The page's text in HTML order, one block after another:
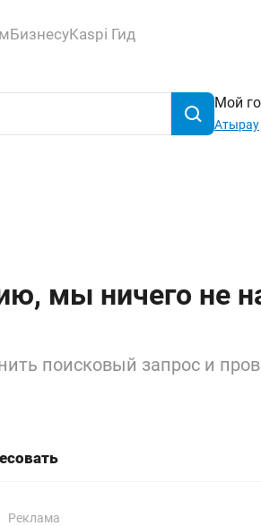
БизнесуKaspi Гид
Мой
Атырау
мы ничего не
поисковый запрос и
Реклама